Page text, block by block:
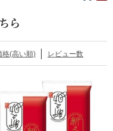
ら
格(高い順) レビュー数